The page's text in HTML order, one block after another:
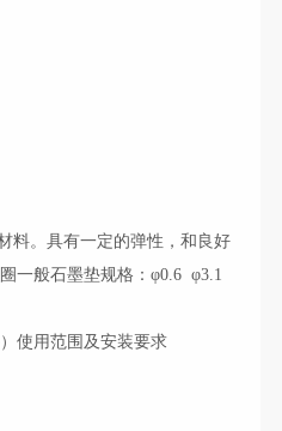
料。具有一定的弹性，和良好
一般石墨垫规格：φ0.6 φ3.1
使用范围及安装要求